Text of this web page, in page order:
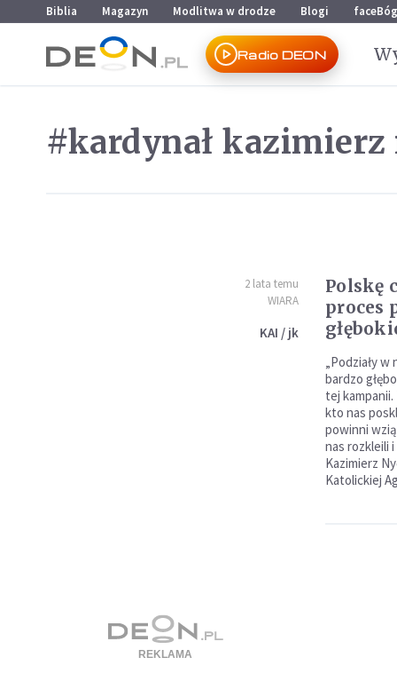
Przejdź do menu głównego
Przejdź do treści
Biblia Magazyn Modlitwa w drodze Blogi faceBóg
Radio DEON
#kardynał kazimierz
2 lata temu
WIARA
KAI / jk
Polskę
proces
„Podziały
bardzo
tej kampanii.
kto nas
powinni
nas rozkleili i
Kazimierz
Katolickiej